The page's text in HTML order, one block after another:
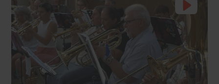
Ostern erleben wie vor 2000 Jahren in Jerusalem